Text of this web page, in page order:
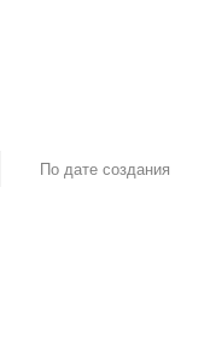
По дате создания